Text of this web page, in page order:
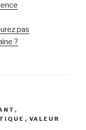
pas
?
,
, VALEUR